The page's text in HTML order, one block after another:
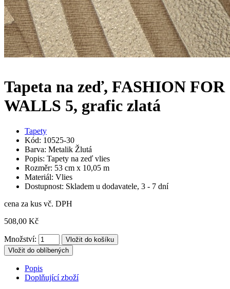
Tapeta na zeď, FASHION FOR
WALLS 5, grafic zlatá
Tapety
Kód: 10525-30
Barva: Metalik Žlutá
Popis: Tapety na zeď vlies
Rozměr: 53 cm x 10,05 m
Materiál: Vlies
Dostupnost: Skladem u dodavatele, 3 - 7 dní
cena za kus vč. DPH
508,00 Kč
Množství:
Vložit do oblíbených
Popis
Doplňující zboží